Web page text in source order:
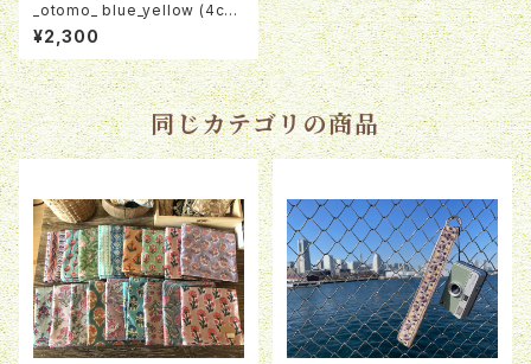
_otomo_ blue_yellow (4cm
幅 65cm 70cm)インド刺繍ス
トラップ
¥2,300
同じカテゴリの商品